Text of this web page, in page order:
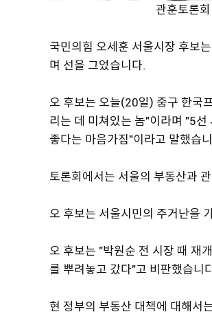
관훈토론
국민의힘 오세훈 서울시장 후보
며 선을 그었습니다.
오 후보는 오늘(20일) 중구 한국
리는 데 미쳐있는 놈"이라며 "5
좋다는 마음가짐"이라고 말했습
토론회에서는 서울의 부동산과
오 후보는 서울시민의 주거난을
오 후보는 "박원순 전 시장 때 재
를 뿌려놓고 갔다"고 비판했습니
현 정부의 부동산 대책에 대해서